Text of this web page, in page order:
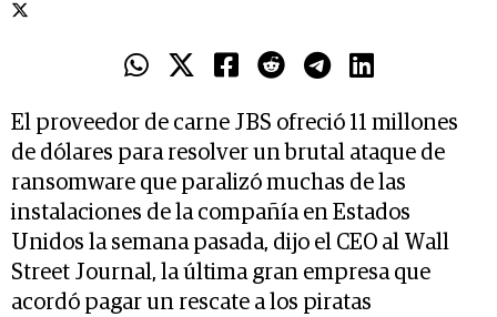
El proveedor de carne JBS ofreció 11 millones
de dólares para resolver un brutal ataque de
ransomware que paralizó muchas de las
instalaciones de la compañía en Estados
Unidos la semana pasada, dijo el CEO al Wall
Street Journal, la última gran empresa que
acordó pagar un rescate a los piratas